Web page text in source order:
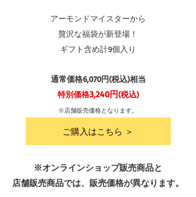
アーモンドマイスターから
贅沢な福袋が新登場！
ギフト含め計9個入り
通常価格6,070円(税込)相当
特別価格3,240円(税込)
※店舗販売価格となります。
ご購入はこちら ＞
※オンラインショップ販売商品と
店舗販売商品では、販売価格が異なります。